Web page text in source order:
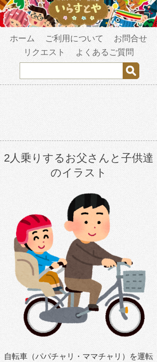
ホーム ご利用について
お問合せ
リクエスト
よくあるご質問
2人乗りするお父さんと子供達
のイラスト
自転車（パパチャリ・ママチャリ）を運転